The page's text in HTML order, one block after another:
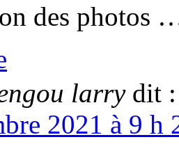
des photos
larry dit :
2021 à 9